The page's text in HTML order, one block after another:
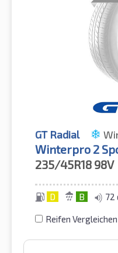
GT Radial
Winterpro 2
235/45R18 98V
D B 72
Reifen Vergleichen